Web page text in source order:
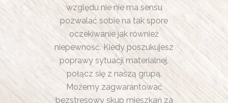
względu nie nie ma sensu
pozwalać sobie na tak spore
oczekiwanie jak również
niepewność. Kiedy poszukujesz
poprawy sytuacji materialnej,
połącz się z naszą grupą.
Możemy zagwarantować
bezstresowy skup mieszkań za